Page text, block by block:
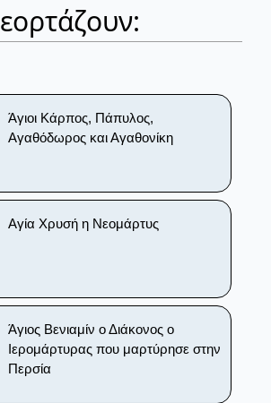
εορτάζουν:
Άγιοι Κάρπος, Πάπυλος,
Αγαθόδωρος και Αγαθονίκη
Αγία Χρυσή η Νεομάρτυς
Άγιος Βενιαμίν ο Διάκονος ο
Ιερομάρτυρας που μαρτύρησε στην
Περσία